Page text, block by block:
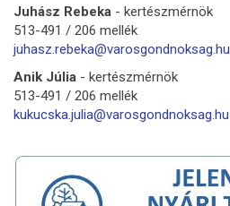
Juhász Rebeka - kertészmérnök
513-491 / 206 mellék
juhasz.rebeka@varosgondnoksag.hu
Anik Júlia - kertészmérnök
513-491 / 206 mellék
kukucska.julia@varosgondnoksag.hu